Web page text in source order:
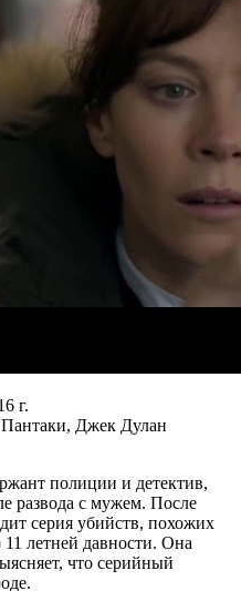
г.
Джек Дулан
полиции и детектив,
развода с мужем. После
серия убийств, похожих
летней давности. Она
что серийный